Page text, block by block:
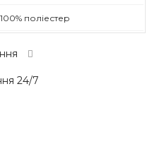
100% поліестер
24/7